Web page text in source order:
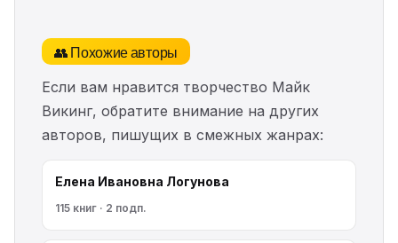
👥 Похожие авторы
Если вам нравится творчество Майк
Викинг, обратите внимание на других
авторов, пишущих в смежных жанрах:
Елена Ивановна Логунова
115 книг · 2 подп.